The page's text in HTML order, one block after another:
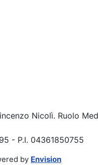
Nicolì. Ruolo
- P.I. 04361850755
by Envision